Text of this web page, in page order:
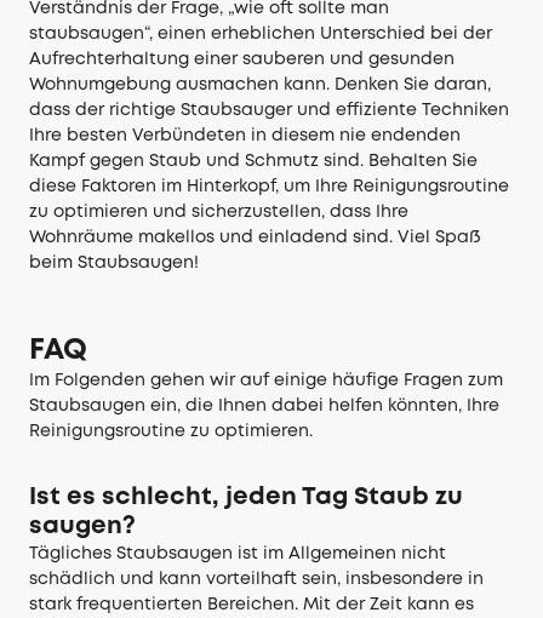
Verständnis der Frage, „wie oft sollte man
staubsaugen“, einen erheblichen Unterschied bei der
Aufrechterhaltung einer sauberen und gesunden
Wohnumgebung ausmachen kann. Denken Sie daran,
dass der richtige Staubsauger und effiziente Techniken
Ihre besten Verbündeten in diesem nie endenden
Kampf gegen Staub und Schmutz sind. Behalten Sie
diese Faktoren im Hinterkopf, um Ihre Reinigungsroutine
zu optimieren und sicherzustellen, dass Ihre
Wohnräume makellos und einladend sind. Viel Spaß
beim Staubsaugen!
FAQ
Im Folgenden gehen wir auf einige häufige Fragen zum
Staubsaugen ein, die Ihnen dabei helfen könnten, Ihre
Reinigungsroutine zu optimieren.
Ist es schlecht, jeden Tag Staub zu
saugen?
Tägliches Staubsaugen ist im Allgemeinen nicht
schädlich und kann vorteilhaft sein, insbesondere in
stark frequentierten Bereichen. Mit der Zeit kann es